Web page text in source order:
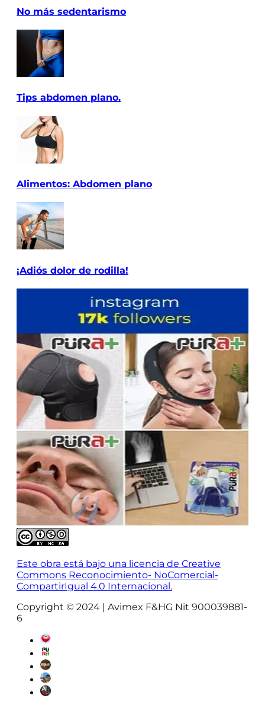
No más sedentarismo
Tips abdomen plano.
Alimentos: Abdomen plano
¡Adiós dolor de rodilla!
Este obra está bajo una licencia de Creative
Commons Reconocimiento- NoComercial-
CompartirIgual 4.0 Internacional.
Copyright © 2024 | Avimex F&HG Nit 900039881-
6